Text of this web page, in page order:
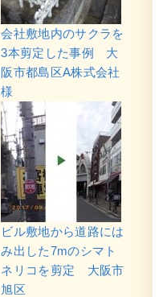
会社敷地内のサクラを
3本剪定した事例 大
阪市都島区A株式会社
様
ビル敷地から道路には
み出した7mのシマト
ネリコを剪定 大阪市
旭区